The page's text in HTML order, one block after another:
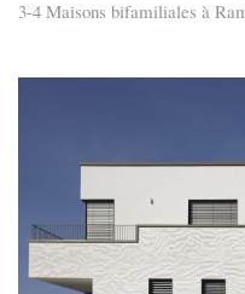
3-4 Maisons bifamiliales à